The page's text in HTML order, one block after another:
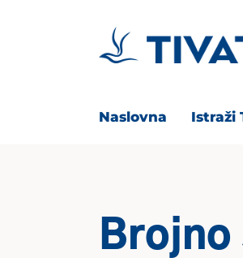
Naslovna Istraži